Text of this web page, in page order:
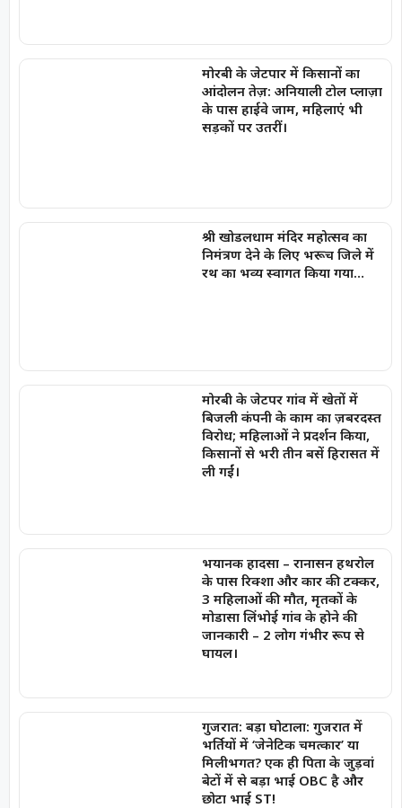
मोरबी के जेटपार में किसानों का
आंदोलन तेज़: अनियाली टोल प्लाज़ा
के पास हाईवे जाम, महिलाएं भी
सड़कों पर उतरीं।
श्री खोडलधाम मंदिर महोत्सव का
निमंत्रण देने के लिए भरूच जिले में
रथ का भव्य स्वागत किया गया…
मोरबी के जेटपर गांव में खेतों में
बिजली कंपनी के काम का ज़बरदस्त
विरोध; महिलाओं ने प्रदर्शन किया,
किसानों से भरी तीन बसें हिरासत में
ली गईं।
भयानक हादसा – रानासन हथरोल
के पास रिक्शा और कार की टक्कर,
3 महिलाओं की मौत, मृतकों के
मोडासा लिंभोई गांव के होने की
जानकारी – 2 लोग गंभीर रूप से
घायल।
गुजरात: बड़ा घोटाला: गुजरात में
भर्तियों में ‘जेनेटिक चमत्कार’ या
मिलीभगत? एक ही पिता के जुड़वां
बेटों में से बड़ा भाई OBC है और
छोटा भाई ST!